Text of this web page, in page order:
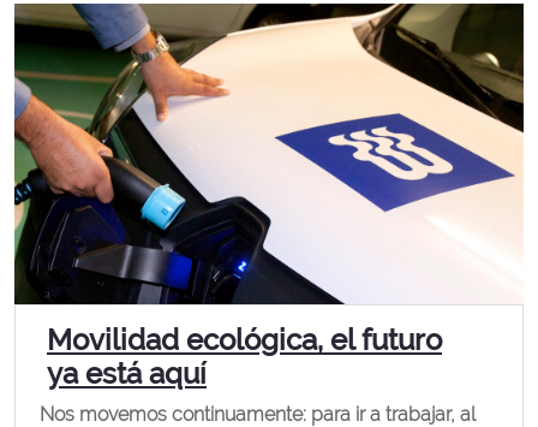
Movilidad ecológica, el futuro
ya está aquí
Nos movemos continuamente: para ir a trabajar, al